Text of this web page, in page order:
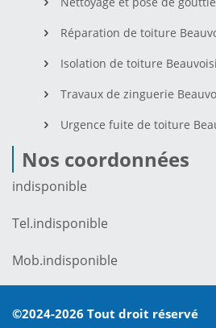
Réparation de toiture
Isolation de toiture
Travaux de zinguerie
Urgence fuite de toiture
Nos coordonnées
indisponible
Tel.indisponible
Mob.indisponible
©2024-2026 Tout droit réservé